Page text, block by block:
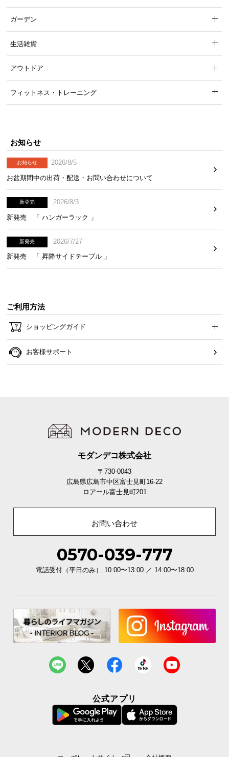
ガーデン
生活雑貨
アウトドア
フィットネス・トレーニング
お知らせ
お知らせ
2026/8/5
お盆期間中の出荷・配送・お問い合わせについて
新発売
2026/8/3
新発売 「 ハンガーラック 」
新発売
2026/7/27
新発売 「 昇降サイドテーブル 」
ご利用方法
ショッピングガイド
お客様サポート
モダンデコ株式会社
〒730-0043
広島県広島市中区富士見町16-22
ロアール富士見町201
お問い合わせ
0570-039-777
電話受付（平日のみ） 10:00〜13:00 ／ 14:00〜18:00
公式アプリ